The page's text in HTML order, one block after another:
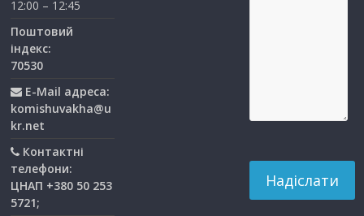
12:00 – 12:45
Поштовий
індекс:
70530
E-Mail адреса:
komishuvakha@u
kr.net
Контактні
телефони:
ЦНАП +380 50 253
5721;